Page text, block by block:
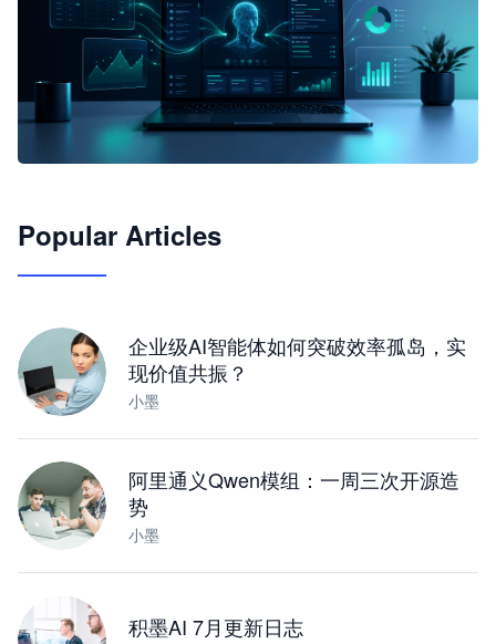
JimoClaw 桌面 AI Agent 工作台
Popular Articles
企业级AI智能体如何突破效率孤岛，实
现价值共振？
小墨
阿里通义Qwen模组：一周三次开源造
势
小墨
积墨AI 7月更新日志